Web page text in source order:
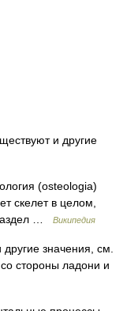
и другие
(osteologia)
скелет в целом,
…
Википедия
значения, см.
стороны ладони и